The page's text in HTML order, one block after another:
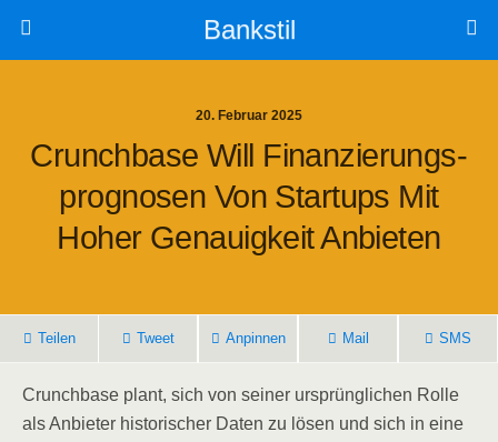
Bankstil
20. Februar 2025
Crunch­ba­se Will Finan­zie­rungs­
Pro­gno­sen Von Start­ups Mit
Hoher Genau­ig­keit Anbieten
Tei­len Tweet Anpin­nen Mail SMS
Crunch­ba­se plant, sich von sei­ner ursprüng­li­chen Rol­le
als Anbie­ter his­to­ri­scher Daten zu lösen und sich in eine